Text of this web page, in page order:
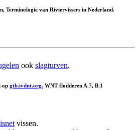
Terminologie van Riviervissers in Nederland.
ook slagturven.
op gtb.ivdnt.org. WNT flodderen A.7, B.1
vissen.